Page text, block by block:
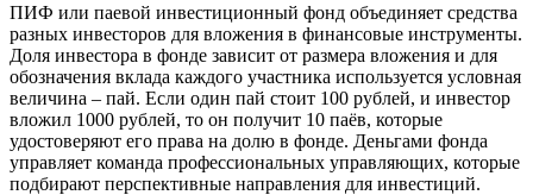
ПИФ или паевой инвестиционный фонд объединяет средства
разных инвесторов для вложения в финансовые инструменты.
Доля инвестора в фонде зависит от размера вложения и для
обозначения вклада каждого участника используется условная
величина – пай. Если один пай стоит 100 рублей, и инвестор
вложил 1000 рублей, то он получит 10 паёв, которые
удостоверяют его права на долю в фонде. Деньгами фонда
управляет команда профессиональных управляющих, которые
подбирают перспективные направления для инвестиций.